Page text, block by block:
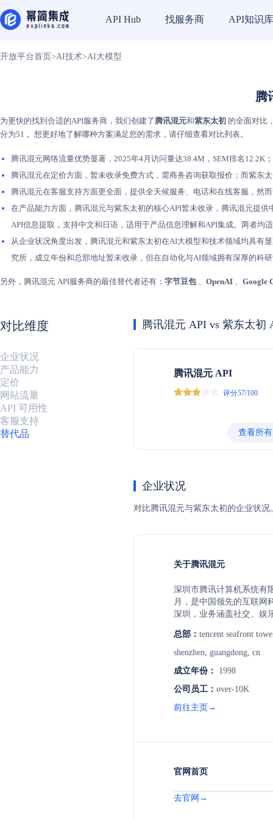
API Hub 找服务商 API知识库
开放平台首页 >AI技术>AI大模型
腾
为更快的找到合适的API服务商，我们创建了 腾讯混元和紫东太初 的全面对比
分为51 。想更好地了解哪种方案满足您的需求，请仔细查看对比列表。
腾讯混元网络流量优势显著，2025年4月访问量达38.4M，SEM排名12.2K
腾讯混元在定价方面，暂未收录免费方式，需商务咨询获取报价；而紫东
腾讯混元在客服支持方面更全面，提供全天候服务、电话和在线客服，然
在产品能力方面，腾讯混元与紫东太初的核心API暂未收录，腾讯混元提
API信息提取，支持中文和日语，适用于产品信息理解和API集成。两者均
从企业状况角度出发，腾讯混元和紫东太初在AI大模型和技术领域均具有
究所，成立年份和总部地址暂未收录，但在自动化与AI领域拥有深厚的科
另外，腾讯混元 API服务商的最佳替代者还有： 字节豆包 、 OpenAI 、 Google
对比维度
企业状况
产品能力
定价
网站流量
API 可用性
客服支持
替代品
腾讯混元 API vs 紫东太初
腾讯混元 API
评分57/100
查看所
企业状况
对比腾讯混元与紫东太初的企业状
关于腾讯混元
深圳市腾讯计算机系统有
月，是中国领先的互联网
深圳，业务涵盖社交、娱
服务，致力于提升人类生
微信等知名社交平台，以
技术，推动产业升级和社
总部： tencent seafront
shenzhen, guangdong, cn
成立年份：
1998
公司员工： over-10K
前往主页→
官网首页
去官网→